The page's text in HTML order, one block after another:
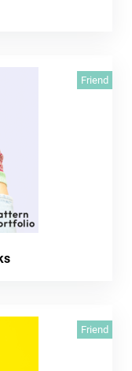
Friend
Friend